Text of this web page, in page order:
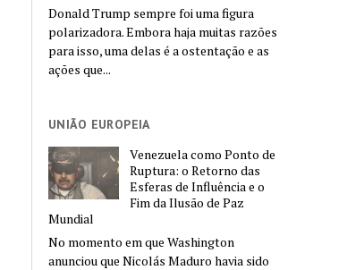
Donald Trump sempre foi uma figura
polarizadora. Embora haja muitas razões
para isso, uma delas é a ostentação e as
ações que...
UNIÃO EUROPEIA
Venezuela como Ponto de
Ruptura: o Retorno das
Esferas de Influência e o
Fim da Ilusão de Paz
Mundial
No momento em que Washington
anunciou que Nicolás Maduro havia sido